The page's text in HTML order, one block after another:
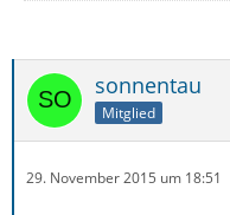
sonnentau
Mitglied
29. November 2015 um 18:51